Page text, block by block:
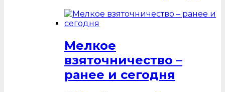
Мелкое
взяточничество –
ранее и сегодня